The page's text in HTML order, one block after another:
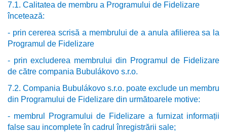
7.1. Calitatea de membru a Programului de Fidelizare
încetează:
- prin cererea scrisă a membrului de a anula afilierea sa la
Programul de Fidelizare
- prin excluderea membrului din Programul de Fidelizare
de către compania Bubulákovo s.r.o.
7.2. Compania Bubulákovo s.r.o. poate exclude un membru
din Programului de Fidelizare din următoarele motive:
- membrul Programului de Fidelizare a furnizat informații
false sau incomplete în cadrul înregistrării sale;